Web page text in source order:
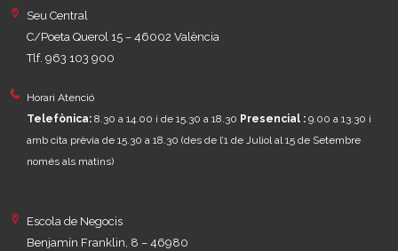
Seu Central
C/Poeta Querol 15 – 46002 València
Tlf. 963 103 900
Horari Atenció
Telefònica: 8.30 a 14.00 i de 15.30 a 18.30 Presencial : 9.00 a 13.30 i
amb cita prèvia de 15.30 a 18.30 (des de l’1 de Juliol al 15 de Setembre
només als matins)
Escola de Negocis
Benjamín Franklin, 8 – 46980